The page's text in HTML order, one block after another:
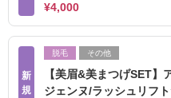
¥4,000
新
規
脱毛 その他
【美眉&美まつげSET】
ジェンヌ/ラッシュリフ